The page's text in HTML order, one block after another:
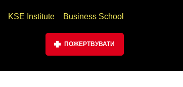
KSE Institute Business School
ПОЖЕРТВУВАТИ